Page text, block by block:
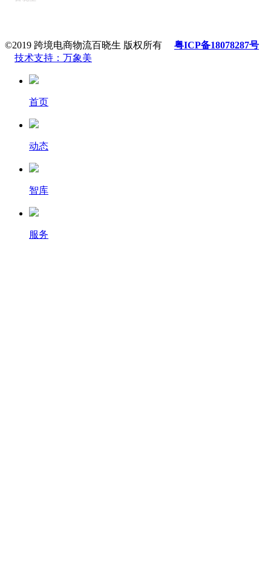
©2019 跨境电商物流百晓生 版权所有 粤ICP备18078287号
技术支持：万象美
首页
动态
智库
服务